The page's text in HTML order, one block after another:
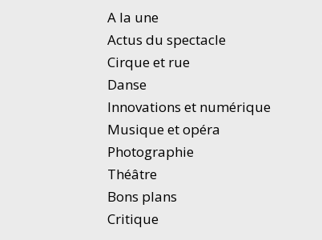
A la une
Actus du spectacle
Cirque et rue
Danse
Innovations et numérique
Musique et opéra
Photographie
Théâtre
Bons plans
Critique